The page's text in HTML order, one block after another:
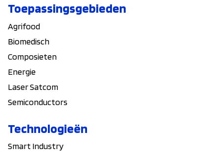
Toepassingsgebieden
Agrifood
Biomedisch
Composieten
Energie
Laser Satcom
Semiconductors
Technologieën
Smart Industry